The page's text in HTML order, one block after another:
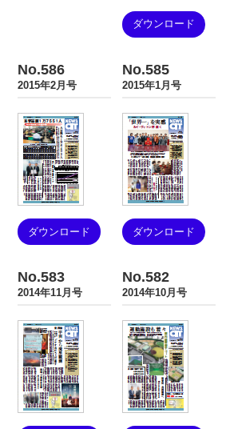
ダウンロード
No.586
2015年2月号
ダウンロード
No.585
2015年1月号
ダウンロード
No.583
2014年11月号
No.582
2014年10月号